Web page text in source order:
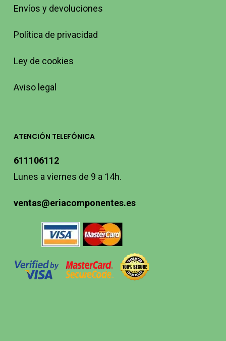
Envíos y devoluciones
Política de privacidad
Ley de cookies
Aviso legal
ATENCIÓN TELEFÓNICA
611106112
Lunes a viernes de 9 a 14h.
ventas@eriacomponentes.es